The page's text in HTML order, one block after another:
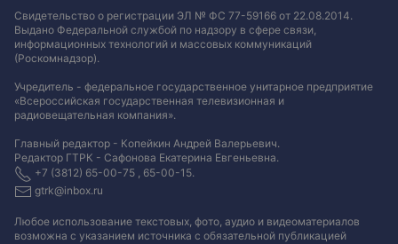
Свидетельство о регистрации ЭЛ № ФС 77-59166 от 22.08.2014.
Выдано Федеральной службой по надзору в сфере связи,
информационных технологий и массовых коммуникаций
(Роскомнадзор).
Учредитель - федеральное государственное унитарное предприятие
«Всероссийская государственная телевизионная и
радиовещательная компания».
Главный редактор - Копейкин Андрей Валерьевич.
Редактор ГТРК - Сафонова Екатерина Евгеньевна.
+7 (3812) 65-00-75 , 65-00-15.
gtrk@inbox.ru
Любое использование текстовых, фото, аудио и видеоматериалов
возможна с указанием источника с обязательной публикацией